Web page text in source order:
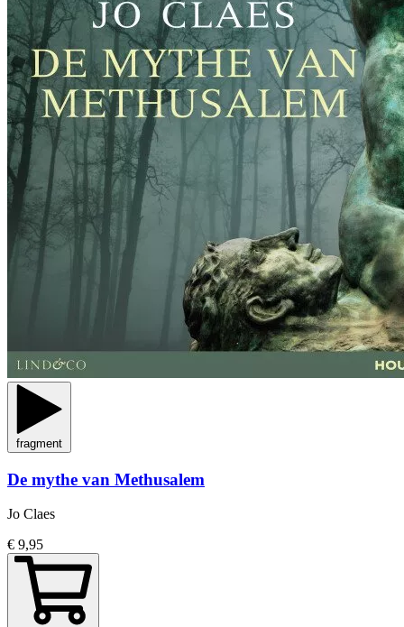
fragment
De mythe van Methusalem
Jo Claes
€ 9,95